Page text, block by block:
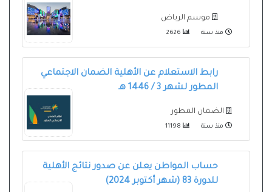
موسم الرياض
منذ سنة
رابط الاستعلام عن الأهلية الضمان الاجتماعي
المطور لشهر 3 / 1446 هـ
الضمان المطور
منذ سنة
حساب المواطن يعلن عن صدور نتائج الأهلية
للدورة 83 (شهر أكتوبر 2024)